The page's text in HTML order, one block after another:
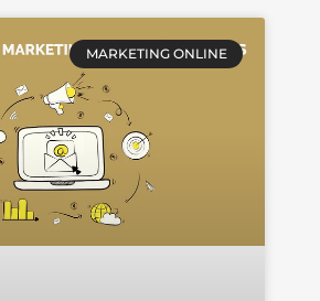
MARKETING ONLINE